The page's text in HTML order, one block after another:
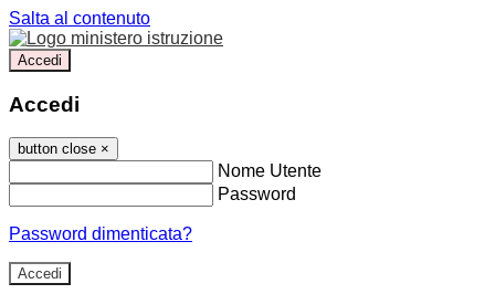
Salta al contenuto
Accedi
Accedi
button close ×
Nome Utente
Password
Password dimenticata?